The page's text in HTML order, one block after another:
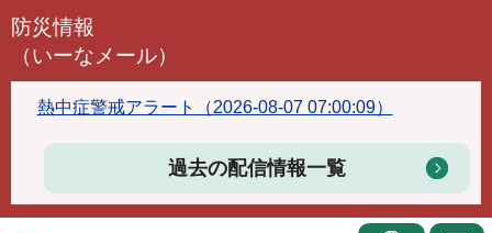
こ
頭
防災情報
（いーなメール）
熱中症警戒アラート（2026-08-07 07:00:09）
過去の配信情報一覧